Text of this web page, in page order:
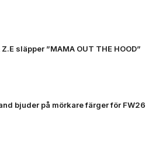
Z.E släpper ”MAMA OUT THE HOOD”
bjuder på mörkare färger för FW26